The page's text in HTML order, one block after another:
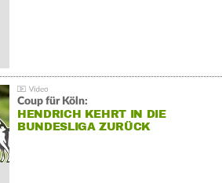
Coup für Köln:
HENDRICH KEHRT IN DIE
BUNDESLIGA ZURÜCK